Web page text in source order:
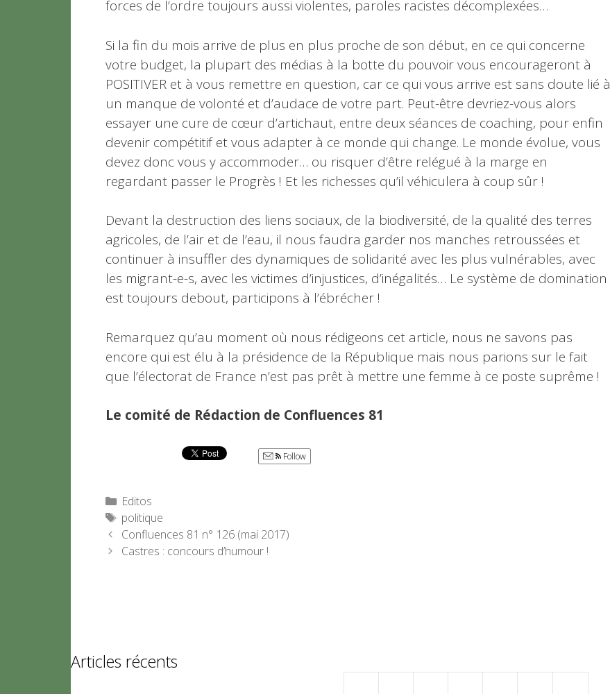
forces de l’ordre toujours aussi violentes, paroles racistes décomplexées…
Si la fin du mois arrive de plus en plus proche de son début, en ce qui concerne
votre budget, la plupart des médias à la botte du pouvoir vous encourageront à
POSITIVER et à vous remettre en question, car ce qui vous arrive est sans doute lié à
un manque de volonté et d’audace de votre part. Peut-être devriez-vous alors
essayer une cure de cœur d’artichaut, entre deux séances de coaching, pour enfin
devenir compétitif et vous adapter à ce monde qui change. Le monde évolue, vous
devez donc vous y accommoder… ou risquer d’être relégué à la marge en
regardant passer le Progrès ! Et les richesses qu’il véhiculera à coup sûr !
Devant la destruction des liens sociaux, de la biodiversité, de la qualité des terres
agricoles, de l’air et de l’eau, il nous faudra garder nos manches retroussées et
continuer à insuffler des dynamiques de solidarité avec les plus vulnérables, avec
les migrant-e-s, avec les victimes d’injustices, d’inégalités… Le système de domination
est toujours debout, participons à l’ébrécher !
Remarquez qu’au moment où nous rédigeons cet article, nous ne savons pas
encore qui est élu à la présidence de la République mais nous parions sur le fait
que l’électorat de France n’est pas prêt à mettre une femme à ce poste suprême !
Le comité de Rédaction de Confluences 81
Follow
Catégories
Editos
Étiquettes
politique
Confluences 81 n° 126 (mai 2017)
Castres : concours d’humour !
Articles récents